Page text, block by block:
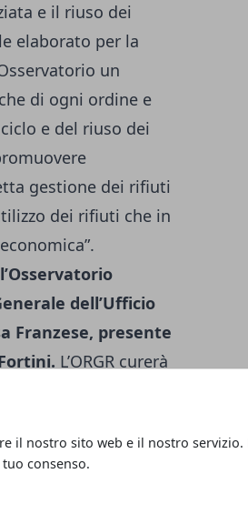
il nostro sito web e il nostro servizio.
consenso.
e il riuso dei
elaborato per la
un
di ogni ordine e
e del riuso dei
gestione dei rifiuti
dei rifiuti che in
dell’Ufficio
Franzese, presente
L’ORGR curerà
di
annuale nelle
e ottimizzare la
che
regionale della